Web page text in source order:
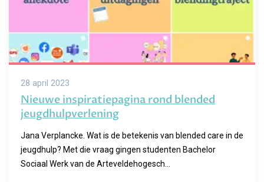
28 april 2023
Nieuwe inspiratiepagina rond blended
jeugdhulpverlening
Jana Verplancke. Wat is de betekenis van blended care in de
jeugdhulp? Met die vraag gingen studenten Bachelor
Sociaal Werk van de Arteveldehogesch...